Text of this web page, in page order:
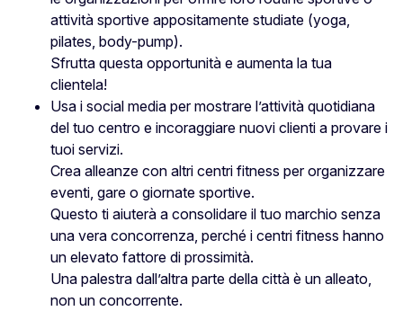
attività sportive appositamente studiate (yoga,
pilates, body-pump).
Sfrutta questa opportunità e aumenta la tua
clientela!
Usa i social media per mostrare l’attività quotidiana
del tuo centro e incoraggiare nuovi clienti a provare i
tuoi servizi.
Crea alleanze con altri centri fitness per organizzare
eventi, gare o giornate sportive.
Questo ti aiuterà a consolidare il tuo marchio senza
una vera concorrenza, perché i centri fitness hanno
un elevato fattore di prossimità.
Una palestra dall’altra parte della città è un alleato,
non un concorrente.